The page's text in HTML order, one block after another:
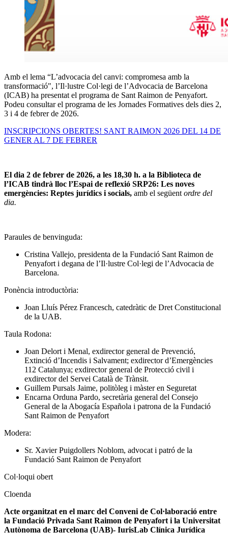
Amb el lema “L’advocacia del canvi: compromesa amb la
transformació", l’Il·lustre Col·legi de l’Advocacia de Barcelona
(ICAB) ha presentat el programa de Sant Raimon de Penyafort.
Podeu consultar el programa de les Jornades Formatives dels dies 2,
3 i 4 de febrer de 2026.
INSCRIPCIONS OBERTES! SANT RAIMON 2026 DEL 14 DE
GENER AL 7 DE FEBRER
El dia 2 de febrer de 2026, a les 18,30 h. a la Biblioteca de
l’ICAB tindrà lloc l’Espai de reflexió SRP26: Les noves
emergències: Reptes jurídics i socials, amb el següent ordre del
dia.
Paraules de benvinguda:
Cristina Vallejo, presidenta de la Fundació Sant Raimon de
Penyafort i degana de l’Il·lustre Col·legi de l’Advocacia de
Barcelona.
Ponència introductòria:
Joan Lluís Pérez Francesch, catedràtic de Dret Constitucional
de la UAB.
Taula Rodona:
Joan Delort i Menal, exdirector general de Prevenció,
Extinció d’Incendis i Salvament; exdirector d’Emergències
112 Catalunya; exdirector general de Protecció civil i
exdirector del Servei Català de Trànsit.
Guillem Pursals Jaime, politòleg i màster en Seguretat
Encarna Orduna Pardo, secretària general del Consejo
General de la Abogacía Española i patrona de la Fundació
Sant Raimon de Penyafort
Modera:
Sr. Xavier Puigdollers Noblom, advocat i patró de la
Fundació Sant Raimon de Penyafort
Col·loqui obert
Cloenda
Acte organitzat en el marc del Conveni de Col·laboració entre
la Fundació Privada Sant Raimon de Penyafort i la Universitat
Autònoma de Barcelona (UAB)- IurisLab Clínica Jurídica